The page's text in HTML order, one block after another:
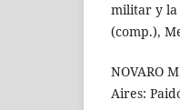
militar y la
(comp.),
NOVARO
Aires: